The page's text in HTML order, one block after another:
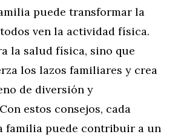
puede transformar la
ven la actividad física.
la salud física, sino que
los lazos familiares y crea
de diversión y
estos consejos, cada
familia puede contribuir a un